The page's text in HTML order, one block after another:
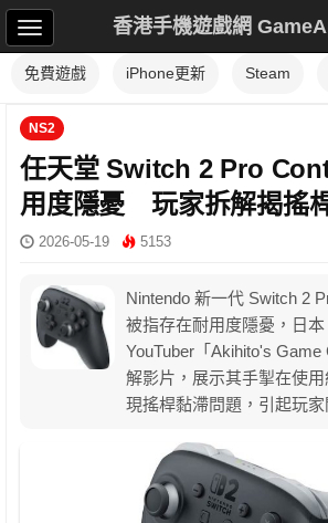
香港手機遊戲網
免費遊戲 iPhone更新 Steam
NS2
任天堂 Switch 2 Pro
用度隱憂 玩家拆解揭搖
2026-05-19 5153
Nintendo 新一代 Switch 2
被指存在耐用度隱憂，日本
YouTuber「Akihito's Game
解影片，展示其手掣在使
現搖桿黏滯問題，引起玩家